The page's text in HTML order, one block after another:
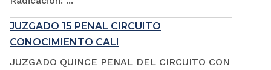
JUZGADO 15 PENAL CIRCUITO
CONOCIMIENTO CALI
JUZGADO QUINCE PENAL DEL CIRCUITO CON